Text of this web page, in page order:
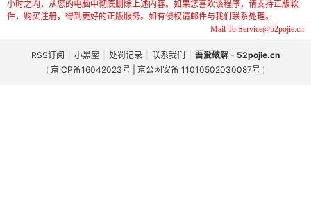
小时之内，从您的电脑中彻底删除上述内容。如果您喜欢该程序，请支持正版软
件，购买注册，得到更好的正版服务。如有侵权请邮件与我们联系处理。
Mail To:Service@52pojie.cn
RSS订阅 小黑屋 处罚记录 联系我们
吾爱破解 - 52pojie.cn
( 京ICP备16042023号 | 京公网安备 11010502030087号 )